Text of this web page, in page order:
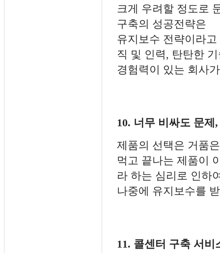
크게 우려할 정도로
구축의 성공전략은
유지보수 전략이라
직 및 인력, 탄탄한
경험력이 있는 회사
10. 너무 비싸도 문
제품의 선택은 거품
먹고 끝나는 제품이
라 하는 심리로 인하
나중에 유지보수를
11. 콜센터 구축 서